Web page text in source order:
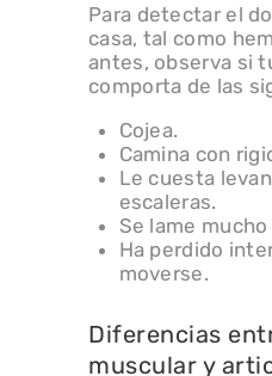
Para detectar el
casa, tal como
antes, observa si
comporta de las
Cojea.
Camina con
Le cuesta
escaleras.
Se lame
Ha perdido
moverse.
Diferencias
muscular y